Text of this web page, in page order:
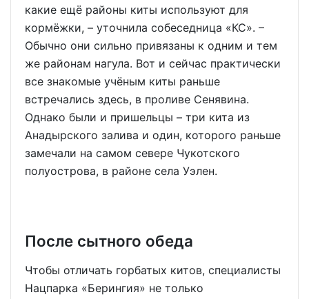
какие ещё районы киты используют для
кормёжки, – уточнила собеседница «КС». –
Обычно они сильно привязаны к одним и тем
же районам нагула. Вот и сейчас практически
все знакомые учёным киты раньше
встречались здесь, в проливе Сенявина.
Однако были и пришельцы – три кита из
Анадырского залива и один, которого раньше
замечали на самом севере Чукотского
полуострова, в районе села Уэлен.
После сытного обеда
Чтобы отличать горбатых китов, специалисты
Нацпарка «Берингия» не только